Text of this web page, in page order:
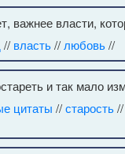
важнее власти,
// власть// любовь//
и так мало
цитаты //старость